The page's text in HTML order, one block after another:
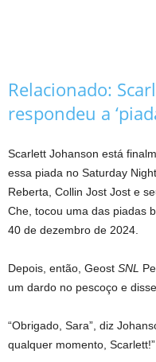
Relacionado:
respondeu a
Scarlett Johanson está
essa piada no Saturday
Reberta, Collin Jost Jost e
Che, tocou uma das piadas
40 de dezembro de 2024.
Depois, então, Geost SNL
um dardo no pescoço e
“Obrigado, Sara”, diz
qualquer momento, Scarlett!”